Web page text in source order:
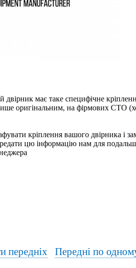
двірник має таке специфічне
оригінальним, на фірмових СТО
кріплення вашого двірника і
цю інформацію нам для
передніх Передні по